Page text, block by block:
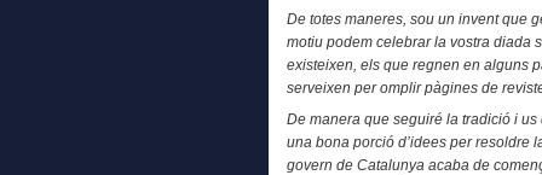
De totes maneres, sou un invent que
motiu podem celebrar la vostra diada
existeixen, els que regnen en alguns
serveixen per omplir pàgines de
De manera que seguiré la tradició i
una bona porció d’idees per resoldre
govern de Catalunya acaba de